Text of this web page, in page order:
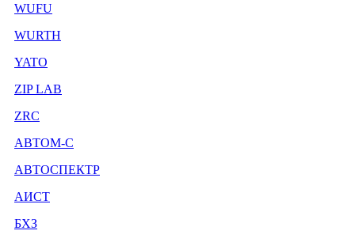
WUFU
WURTH
YATO
ZIP LAB
ZRC
АВТОМ-С
АВТОСПЕКТР
АИСТ
БХЗ